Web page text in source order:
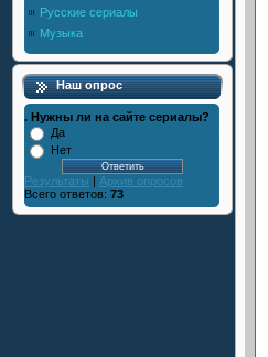
Русские сериалы
Музыка
Наш опрос
. Нужны ли на сайте сериалы?
Да
Нет
Результаты | Архив опросов
Всего ответов: 73